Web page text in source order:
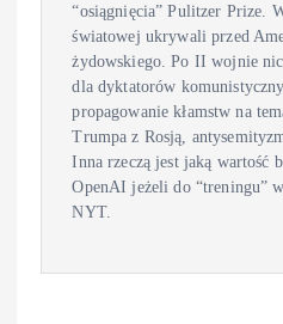
“osiągnięcia” Pulitzer Prize.
światowej ukrywali przed
żydowskiego. Po II wojnie
dla dyktatorów
propagowanie kłamstw na
Trumpa z Rosją,
Inna rzeczą jest jaką wartość
OpenAI jeżeli do “treningu”
NYT.